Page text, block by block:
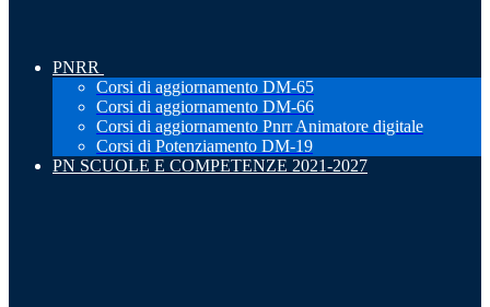
PNRR
Corsi di aggiornamento DM-65
Corsi di aggiornamento DM-66
Corsi di aggiornamento Pnrr Animatore digitale
Corsi di Potenziamento DM-19
PN SCUOLE E COMPETENZE 2021-2027